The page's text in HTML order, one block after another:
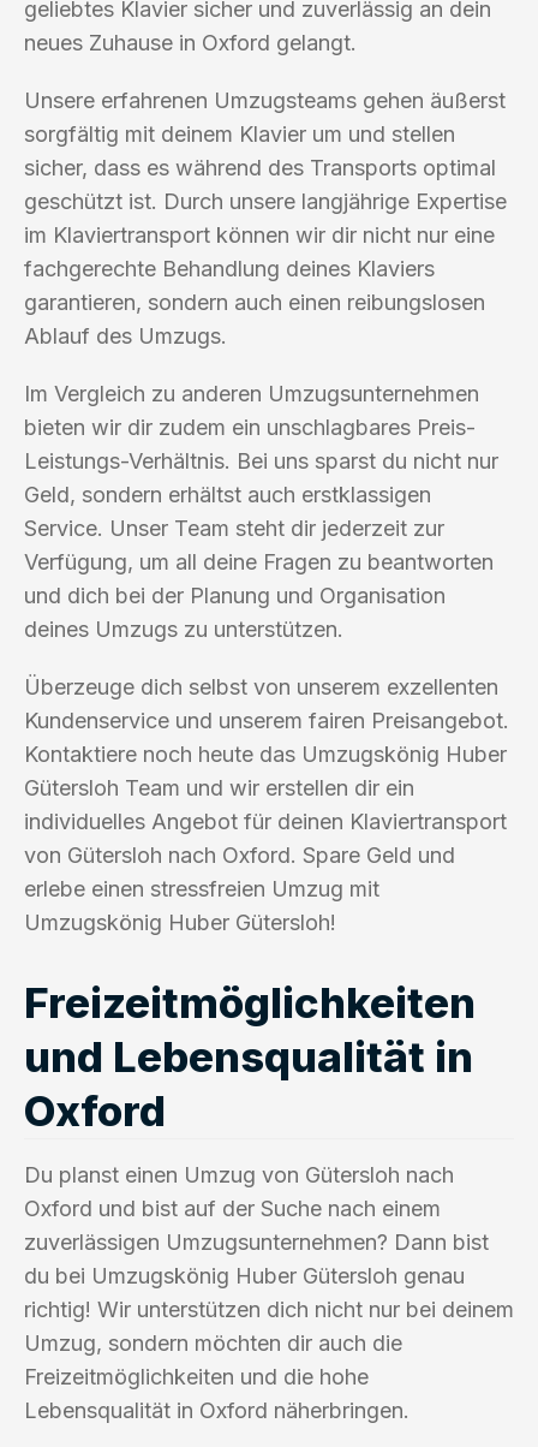
geliebtes Klavier sicher und zuverlässig an dein
neues Zuhause in Oxford gelangt.
Unsere erfahrenen Umzugsteams gehen äußerst
sorgfältig mit deinem Klavier um und stellen
sicher, dass es während des Transports optimal
geschützt ist. Durch unsere langjährige Expertise
im Klaviertransport können wir dir nicht nur eine
fachgerechte Behandlung deines Klaviers
garantieren, sondern auch einen reibungslosen
Ablauf des Umzugs.
Im Vergleich zu anderen Umzugsunternehmen
bieten wir dir zudem ein unschlagbares Preis-
Leistungs-Verhältnis. Bei uns sparst du nicht nur
Geld, sondern erhältst auch erstklassigen
Service. Unser Team steht dir jederzeit zur
Verfügung, um all deine Fragen zu beantworten
und dich bei der Planung und Organisation
deines Umzugs zu unterstützen.
Überzeuge dich selbst von unserem exzellenten
Kundenservice und unserem fairen Preisangebot.
Kontaktiere noch heute das Umzugskönig Huber
Gütersloh Team und wir erstellen dir ein
individuelles Angebot für deinen Klaviertransport
von Gütersloh nach Oxford. Spare Geld und
erlebe einen stressfreien Umzug mit
Umzugskönig Huber Gütersloh!
Freizeitmöglichkeiten
und Lebensqualität in
Oxford
Du planst einen Umzug von Gütersloh nach
Oxford und bist auf der Suche nach einem
zuverlässigen Umzugsunternehmen? Dann bist
du bei Umzugskönig Huber Gütersloh genau
richtig! Wir unterstützen dich nicht nur bei deinem
Umzug, sondern möchten dir auch die
Freizeitmöglichkeiten und die hohe
Lebensqualität in Oxford näherbringen.